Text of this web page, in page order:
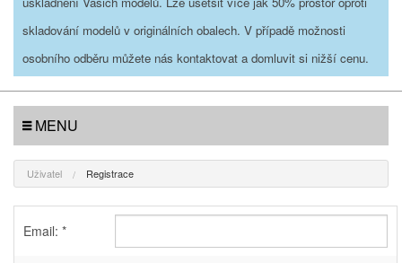
skladování modelů v originálních obalech. V případě možnosti
osobního odběru můžete nás kontaktovat a domluvit si nižší cenu.
MENU
Uživatel Registrace
Email: *